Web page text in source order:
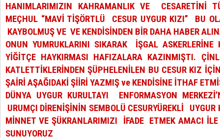
HANIMLARIMIZIN KAHRAMANLIK VE CESARETİNİ
MEÇHUL “MAVİ TİŞÖRTLÜ CESUR UYGUR KIZI” BU
KAYBOLMUŞ VE VE KENDİSİNDEN BİR DAHA HABER
ONUN YUMRUKLARINI SIKARAK İŞGAL ASKERLERİNE
YİĞİTÇE HAYKIRMASI HAFIZALARA KAZINMIŞTI.
KATLETTİKLERİNDEN ŞÜPHELENİLEN BU CESUR KIZ
ŞAİRİ AŞAĞIDAKİ ŞİİRİ YAZMIŞ ve KENDİSİNE İTHAF
DÜNYA UYGUR KURULTAYI ENFORMASYON
URUMÇI DİRENİŞİNİN SEMBOLÜ CESURYÜREKLİ
MİNNET VE ŞÜKRANLARIMIZI İFADE ETMEK AMACI
SUNUYORUZ